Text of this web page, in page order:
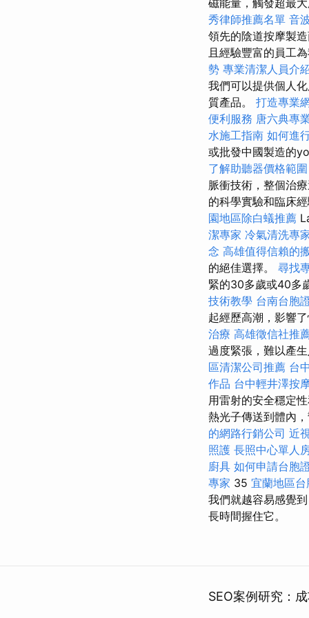
秀律師推薦名單 音
領先的陰道按摩製
且經驗豐富的員工
勢 專業清潔人員介
我們可以提供個人
質產品。 打造專業
便利服務 唐六典專
水施工指南 如何進
或批發中國製造的
了解助聽器價格範圍
脈衝技術，整個治
的科學實驗和臨床
園地區除白蟻推薦
潔專家 冷氣清洗專
念 高雄值得信賴的
的絕佳選擇。 尋找
緊的30多歲或40多
技術教學 台南台胞
起經歷高潮，影響
治療 高雄徵信社推
過度緊張，難以產
區清潔公司推薦 台
作品 台中輕井澤按
用雷射的安全穩定
熱光子傳送到體內
的網路行銷公司 近
照護 長照中心單人
廚具 如何申請台胞
專家 35 宜蘭地區
我們就越容易感覺
長時間握住它。
SEO案例研究：